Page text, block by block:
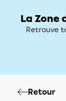
La Zone
Retrouve
Retour